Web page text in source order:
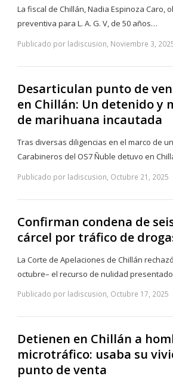
La fiscal de Chillán, Nadia Espinoza Caro,
preventiva para L. A. G. V, de 50 años…
Publicado por ladiscusion, Noviembre 3,
Desarticulan punto de
en Chillán: Un detenido y
de marihuana incautada
Tras diversas diligencias en el marco de
Carabineros del OS7 Ñuble detuvo en
Publicado por ladiscusion, Octubre 21, 2025
Confirman condena de
cárcel por tráfico de
La Corte de Apelaciones de Chillán
octubre– el recurso de nulidad
Publicado por ladiscusion, Octubre 17, 2025
Detienen en Chillán a
microtráfico: usaba su
punto de venta